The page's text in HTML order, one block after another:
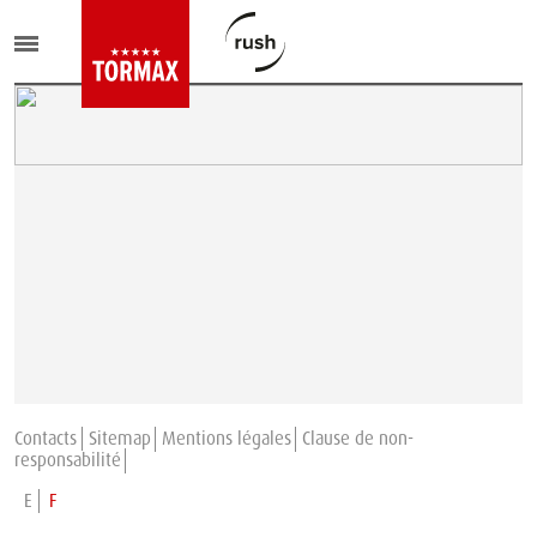
Contacts Sitemap Mentions légales Clause de non-
responsabilité
E
F